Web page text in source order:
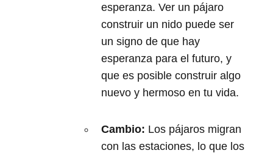
esperanza. Ver un pájaro
construir un nido puede ser
un signo de que hay
esperanza para el futuro, y
que es posible construir algo
nuevo y hermoso en tu vida.
Cambio: Los pájaros migran
con las estaciones, lo que los